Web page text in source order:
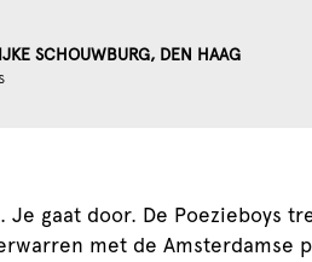
SCHOUWBURG, DEN HAAG
gaat door. De Poezieboys
met de Amsterdamse